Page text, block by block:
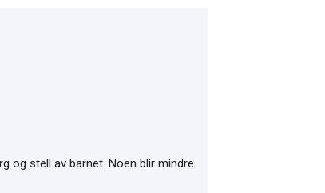
og stell av barnet. Noen blir mindre